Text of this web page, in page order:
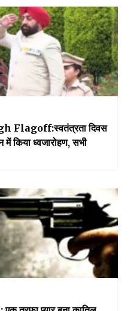
Flagoff:स्वतंत्रता दिवस
में किया ध्वजारोहण, सभी